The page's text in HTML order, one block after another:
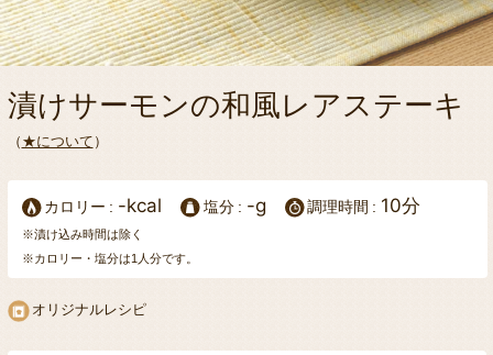
漬けサーモンの和風レアステーキ
（ ★について ）
カロリー -kcal 塩分 -g 調理時間 10分
※漬け込み時間は除く
※カロリー・塩分は1人分です。
オリジナルレシピ